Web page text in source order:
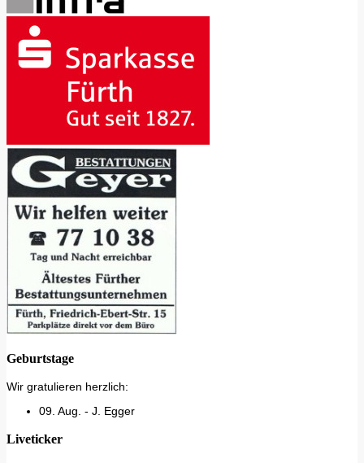
Geburtstage
Wir gratulieren herzlich:
09. Aug. - J. Egger
Liveticker